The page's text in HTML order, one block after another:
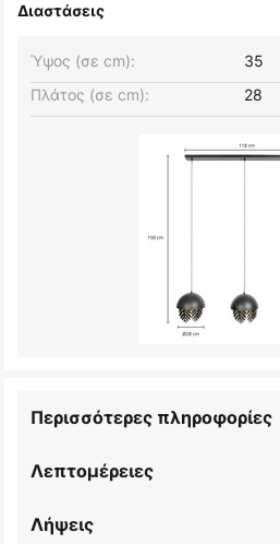
Διαστάσεις
Πλάτος (σε cm): 28
Ύψος (σε cm): 35
Λεπτομέρειες
Περισσότερες πληροφορίες
Λήψεις